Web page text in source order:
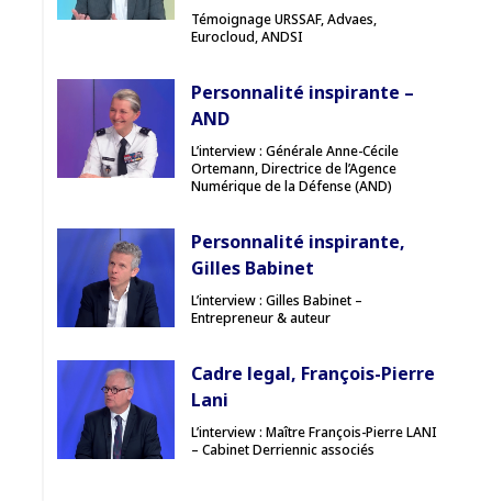
Témoignage URSSAF, Advaes,
Eurocloud, ANDSI
Personnalité inspirante –
AND
L’interview : Générale Anne-Cécile
Ortemann, Directrice de l’Agence
Numérique de la Défense (AND)
Personnalité inspirante,
Gilles Babinet
L’interview : Gilles Babinet –
Entrepreneur & auteur
Cadre legal, François-Pierre
Lani
L’interview : Maître François-Pierre LANI
– Cabinet Derriennic associés